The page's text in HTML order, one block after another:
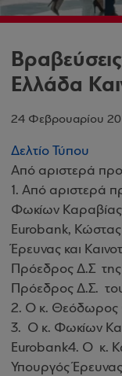
Ελλάδα
24 Φεβρουαρίου
Δελτίο Τύπου
Από αριστερά
1. Από αριστερά
Φωκίων
Eurobank,
Έρευνας και
Πρόεδρος Δ.Σ
Πρόεδρος Δ.Σ.
2. Ο κ. Θεόδωρος
3. Ο κ. Φωκίων
Eurobank4. Ο κ.
Υπουργός Έρευνας